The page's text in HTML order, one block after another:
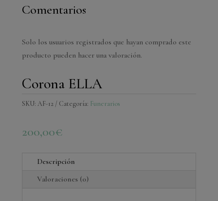
Comentarios
Solo los usuarios registrados que hayan comprado este
producto pueden hacer una valoración.
Corona ELLA
SKU: AF-12 Categoría: Funerarios
200,00€
Descripción
Valoraciones (0)